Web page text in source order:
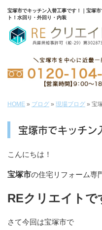
宝塚市でキッチン入替工事です！｜宝塚
ト！水回り・外回り・内装
HOME » ブログ » 現場ブログ » 宝
宝塚市でキッチン
こんにちは！
宝塚市の住宅リフォーム専
REクリエイトで
さて今回は宝塚市で